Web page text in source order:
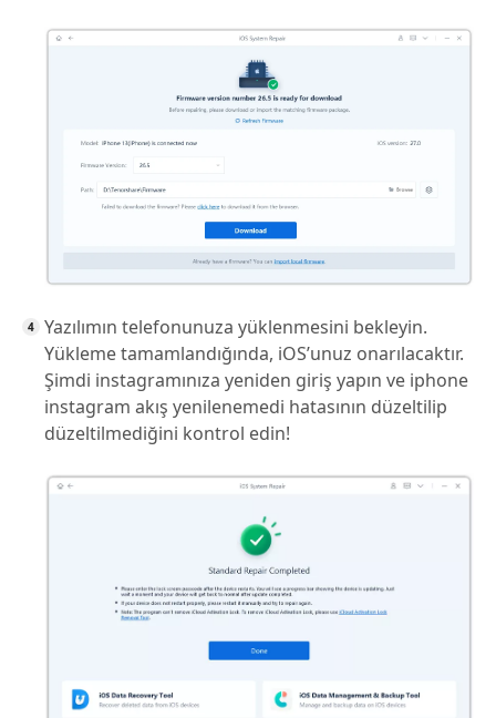
Yazılımın telefonunuza yüklenmesini bekleyin.
Yükleme tamamlandığında, iOS’unuz onarılacaktır.
Şimdi instagramınıza yeniden giriş yapın ve iphone
instagram akış yenilenemedi hatasının düzeltilip
düzeltilmediğini kontrol edin!